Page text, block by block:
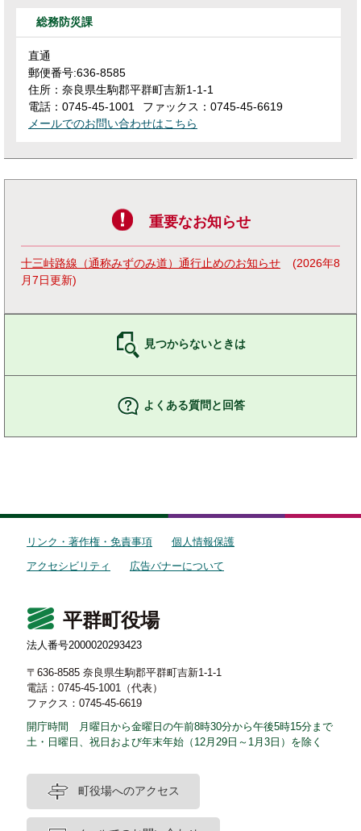
総務防災課
直通
郵便番号:636-8585
住所：奈良県生駒郡平群町吉新1-1-1
電話：0745-45-1001
ファックス：0745-45-6619
メールでのお問い合わせはこちら
重要なお知らせ
十三峠路線（通称みずのみ道）通行止めのお知らせ
2026年8
月7日更新
見つからないときは
よくある質問と回答
リンク・著作権・免責事項
個人情報保護
アクセシビリティ
広告バナーについて
平群町役場
法人番号2000020293423
〒636-8585 奈良県生駒郡平群町吉新1-1-1
電話：0745-45-1001（代表）
ファクス：0745-45-6619
開庁時間 月曜日から金曜日の午前8時30分から午後5時15分まで
土・日曜日、祝日および年末年始（12月29日～1月3日）を除く
町役場へのアクセス